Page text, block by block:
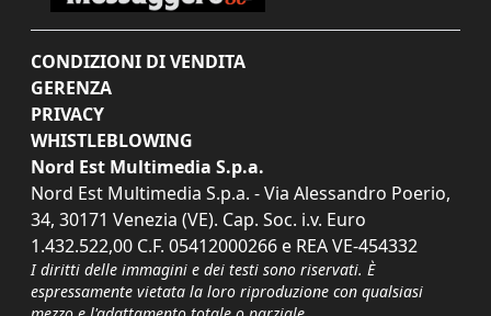
CONDIZIONI DI VENDITA
GERENZA
PRIVACY
WHISTLEBLOWING
Nord Est Multimedia S.p.a.
Nord Est Multimedia S.p.a. - Via Alessandro Poerio,
34, 30171 Venezia (VE). Cap. Soc. i.v. Euro
1.432.522,00 C.F. 05412000266 e REA VE-454332
I diritti delle immagini e dei testi sono riservati. È
espressamente vietata la loro riproduzione con qualsiasi